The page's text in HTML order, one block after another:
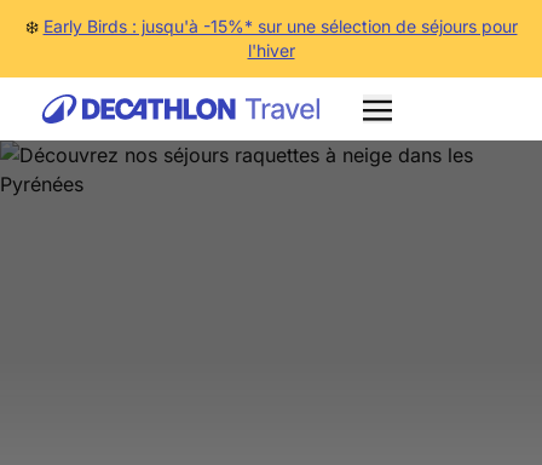
❄️ Early Birds : jusqu'à -15%* sur une sélection de séjours pour
l'hiver